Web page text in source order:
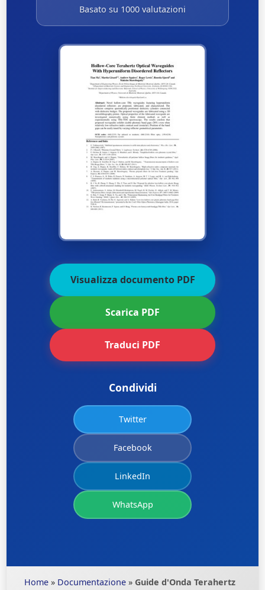
Basato su 1000 valutazioni
Visualizza documento PDF
Scarica PDF
Traduci PDF
Condividi
Twitter
Facebook
LinkedIn
WhatsApp
Home » Documentazione » Guide d'Onda Terahertz